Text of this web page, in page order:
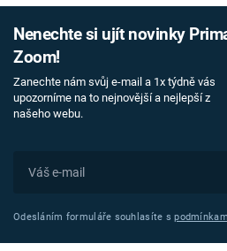
Nenechte si ujít novinky
Zoom!
Zanechte nám svůj e-mail a 1x týdně vás
upozorníme na to nejnovější a nejlepší z
našeho webu.
Odesláním formuláře souhlasíte s